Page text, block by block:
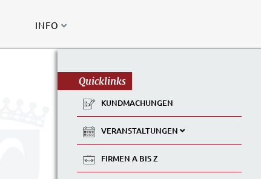
INFO
Quicklinks
KUNDMACHUNGEN
VERANSTALTUNGEN
FIRMEN A BIS Z